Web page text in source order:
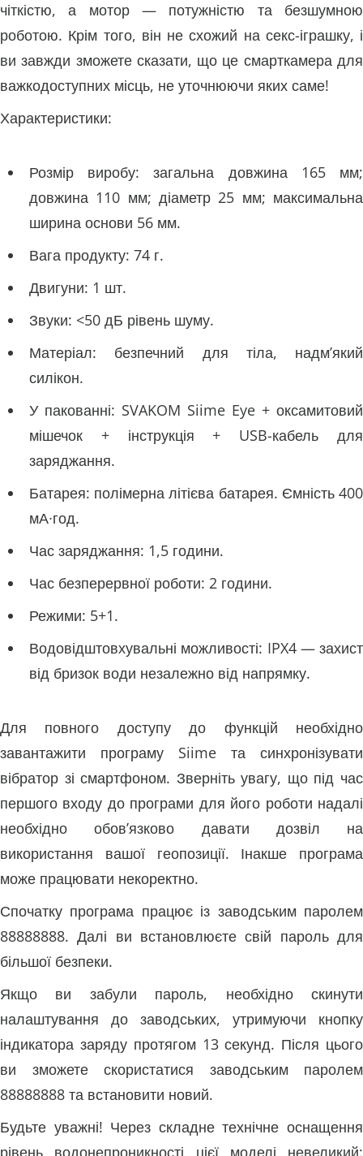
чіткістю, а мотор — потужністю та безшумною
роботою. Крім того, він не схожий на секс-іграшку, і
ви завжди зможете сказати, що це смарткамера для
важкодоступних місць, не уточнюючи яких саме!
Характеристики:
Розмір виробу: загальна довжина 165 мм;
довжина 110 мм; діаметр 25 мм; максимальна
ширина основи 56 мм.
Вага продукту: 74 г.
Двигуни: 1 шт.
Звуки: <50 дБ рівень шуму.
Матеріал: безпечний для тіла, надм’який
силікон.
У пакованні: SVAKOM Siime Eye + оксамитовий
мішечок + інструкція + USB-кабель для
заряджання.
Батарея: полімерна літієва батарея. Ємність 400
мА∙год.
Час заряджання: 1,5 години.
Час безперервної роботи: 2 години.
Режими: 5+1.
Водовідштовхувальні можливості: IPX4 — захист
від бризок води незалежно від напрямку.
Для повного доступу до функцій необхідно
завантажити програму Siime та синхронізувати
вібратор зі смартфоном. Зверніть увагу, що під час
першого входу до програми для його роботи надалі
необхідно обов’язково давати дозвіл на
використання вашої геопозиції. Інакше програма
може працювати некоректно.
Спочатку програма працює із заводським паролем
88888888. Далі ви встановлюєте свій пароль для
більшої безпеки.
Якщо ви забули пароль, необхідно скинути
налаштування до заводських, утримуючи кнопку
індикатора заряду протягом 13 секунд. Після цього
ви зможете скористатися заводським паролем
88888888 та встановити новий.
Будьте уважні! Через складне технічне оснащення
рівень водонепроникності цієї моделі невеликий: